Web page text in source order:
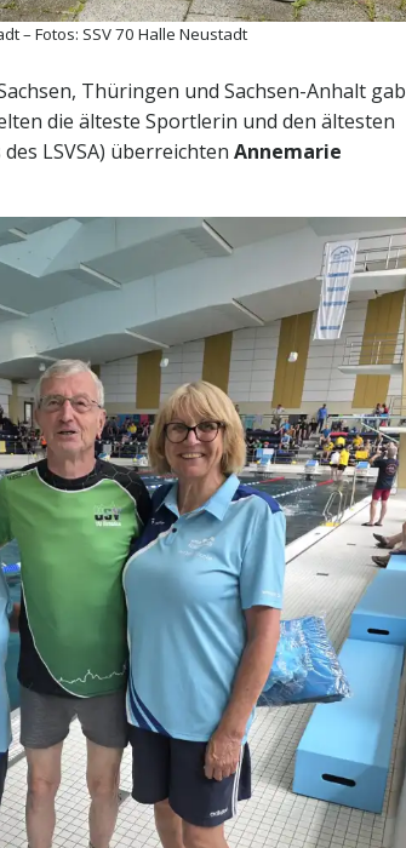
– Fotos: SSV 70 Halle Neustadt
Thüringen und Sachsen-Anhalt gab
die älteste Sportlerin und den ältesten
LSVSA) überreichten Annemarie